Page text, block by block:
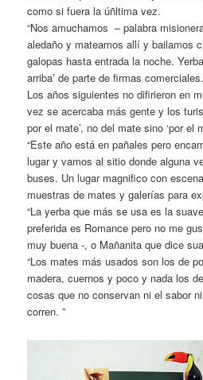
como si fuera la úñltima vez.
“Nos amuchamos – palabra
aledaño y mateamos allí y bailamos
galopas hasta entrada la noche.
arriba’ de parte de firmas comerciales.
Los años siguientes no difirieron en
vez se acercaba más gente y los
por el mate’, no del mate sino ‘por el
“Este año está en pañales pero
lugar y vamos al sitio donde alguna
buses. Un lugar magnifico con
muestras de mates y galerías para
“La yerba que más se usa es la
preferida es Romance pero no me
muy buena -, o Mañanita que dice
“Los mates más usados son los de
madera, cuernos y poco y nada los
cosas que no conservan ni el sabor
corren. ”